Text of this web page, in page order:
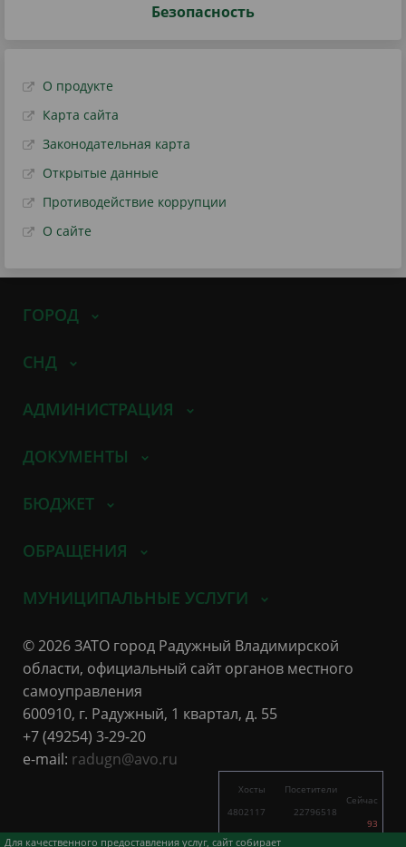
Безопасность
О продукте
Карта сайта
Законодательная карта
Открытые данные
Противодействие коррупции
О сайте
Для качественного предоставления услуг, сайт собирает
ГОРОД
СНД
АДМИНИСТРАЦИЯ
ДОКУМЕНТЫ
БЮДЖЕТ
ОБРАЩЕНИЯ
МУНИЦИПАЛЬНЫЕ УСЛУГИ
© 2026 ЗАТО город Радужный Владимирской
области, официальный сайт органов местного
самоуправления
600910, г. Радужный, 1 квартал, д. 55
+7 (49254) 3-29-20
e-mail: radugn@avo.ru
Хосты
4802117
7545
Посетители
22796518
16119
Сейчас
93